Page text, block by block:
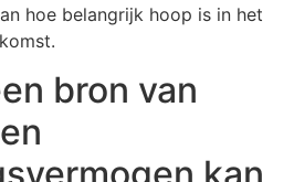
hoe belangrijk hoop is in het
bron van